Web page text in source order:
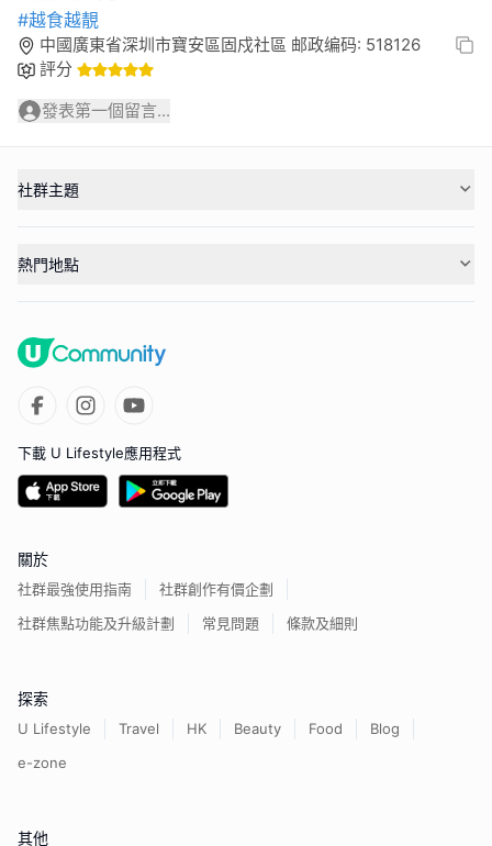
#越食越靚
中國廣東省深圳市寶安區固戍社區 邮政编码: 518126
評分
發表第一個留言...
社群主題
熱門地點
下載 U Lifestyle應用程式
關於
社群最強使用指南
社群創作有價企劃
社群焦點功能及升級計劃
常見問題 條款及細則
探索
U Lifestyle Travel HK Beauty Food
Blog
e-zone
其他